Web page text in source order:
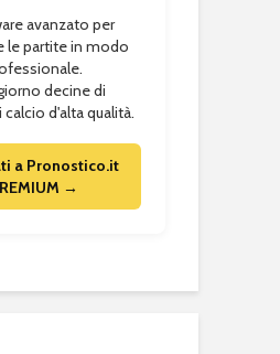
avanzato per
le partite in modo
decine di
d'alta qualità.
a Pronostico.it
→